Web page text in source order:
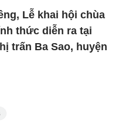
Lễ khai hội chùa
thức diễn ra tại
trấn Ba Sao, huyện